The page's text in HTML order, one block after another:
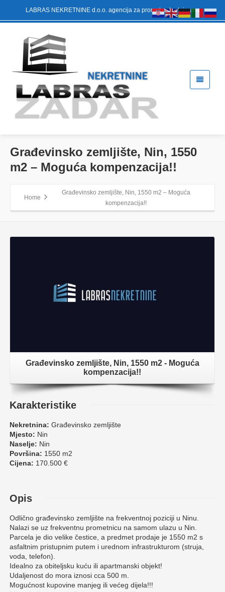
LABRAS NEKRETNINE d.o.o. agencija za promet nekretninama
Građevinsko zemljište, Nin, 1550
m2 – Moguća kompenzacija!!
Home
Građevinsko zemljište, Nin, 1550 m2 – Moguća
kompenzacija!!
Građevinsko zemljište, Nin, 1550 m2 - Moguća
kompenzacija!!
Karakteristike
Nekretnina: Građevinsko zemljište
Mjesto: Nin
Naselje: Nin
Površina: 1550 m2
Cijena: 170.500 €
Opis
Odlično građevinsko zemljište na frekventnoj poziciji u Ninu.
Nalazi se uz frekventnu prometnicu na samom ulazu u Nin.
Parcela je dio velike čestice, a predmet prodaje je 1550 m2 s
asfaltnim pristupnim putem i urednom infrastrukturom (struja,
voda, telefon).
Idealno za obiteljsku kuću ili apartmanski objekt!
Udaljenost do mora iznosi cca 500 m.
Mogućnost kupovine manjeg ili većeg dijela!!!